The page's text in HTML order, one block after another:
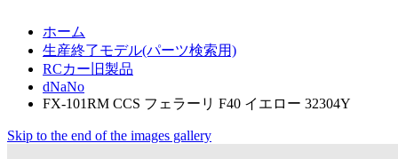
ホーム
生産終了モデル(パーツ検索用)
RCカー旧製品
dNaNo
FX-101RM CCS フェラーリ F40 イエロー 32304Y
Skip to the end of the images gallery